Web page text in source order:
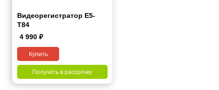
Видеорегистратор Е5-
Т84
4 990 ₽
Купить
Получить в рассрочку